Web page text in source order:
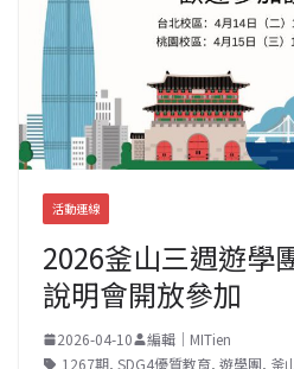
活動連線
2026釜山三週遊學
說明會開放參加
2026-04-10
編輯｜MITien
1267期, SDG4優質教育, 遊學團, 釜